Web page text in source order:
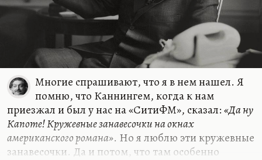
Многие спрашивают, что я в нем нашел. Я
помню, что Каннингем, когда к нам
приезжал и был у нас на «СитиФМ», сказал:«Да ну
Капоте! Кружевные занавесочки на окнах
американского романа». Но я люблю эти кружевные
занавесочки. Да и потом, что там особенно